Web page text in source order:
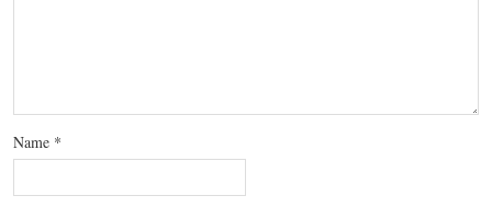
Name *